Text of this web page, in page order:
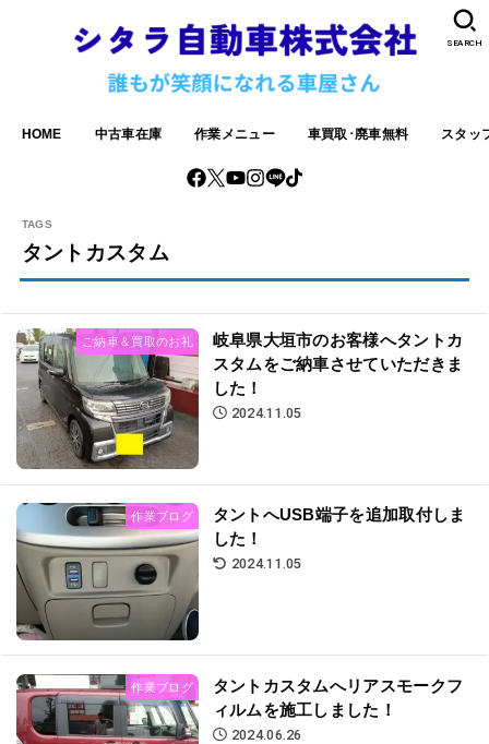
HOME 中古車在庫 作業メニュー 車買取･廃車無料 スタッ
SEARCH
タントカスタム
ご納車＆買取のお礼
岐阜県大垣市のお客様へタントカ
スタムをご納車させていただきま
した！
2024.11.05
作業ブログ
タントへUSB端子を追加取付しま
した！
2024.11.05
作業ブログ
タントカスタムへリアスモークフ
ィルムを施工しました！
2024.06.26